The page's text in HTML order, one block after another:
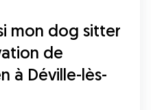
mon dog sitter
de
à Déville-lès-